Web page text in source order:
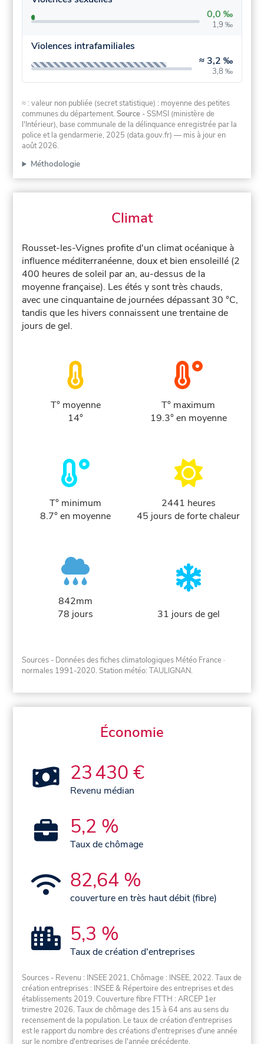
0,0 ‰
1,9 ‰
Violences intrafamiliales
≈ 3,2 ‰
3,8 ‰
≈ : valeur non publiée (secret statistique) : moyenne des petites
communes du département.Source - SSMSI (ministère de
l'Intérieur), base communale de la délinquance enregistrée par la
police et la gendarmerie, 2025 (data.gouv.fr) — mis à jour en
août 2026.
Méthodologie
Climat
Rousset-les-Vignes profite d'un climat océanique à
influence méditerranéenne, doux et bien ensoleillé (2
400 heures de soleil par an, au-dessus de la
moyenne française). Les étés y sont très chauds,
avec une cinquantaine de journées dépassant 30 °C,
tandis que les hivers connaissent une trentaine de
jours de gel.
T° moyenne
14°
T° maximum
19.3° en moyenne
T° minimum
8.7° en moyenne
2441 heures
45 jours de forte chaleur
842mm
78 jours
31 jours de gel
Sources - Données des fiches climatologiques Météo France ·
normales 1991-2020. Station météo: TAULIGNAN.
Économie
23 430 €
Revenu médian
5,2 %
Taux de chômage
82,64 %
couverture en très haut débit (fibre)
5,3 %
Taux de création d'entreprises
Sources - Revenu : INSEE 2021, Chômage : INSEE, 2022. Taux de
création entreprises : INSEE & Répertoire des entreprises et des
établissements 2019. Couverture fibre FTTH : ARCEP 1er
trimestre 2026. Taux de chômage des 15 à 64 ans au sens du
recensement de la population. Le taux de création d'entreprises
est le rapport du nombre des créations d'entreprises d'une année
sur le nombre d'entreprises de l'année précédente.